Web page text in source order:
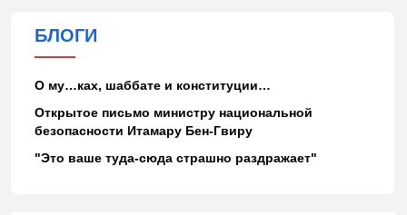
БЛОГИ
О му…ках, шаббате и конституции…
Открытое письмо министру национальной
безопасности Итамару Бен-Гвиру
"Это ваше туда-сюда страшно раздражает"